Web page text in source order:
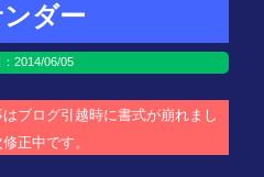
ダー
2014/06/05
ブログ引越時に書式が崩れまし
正中です。